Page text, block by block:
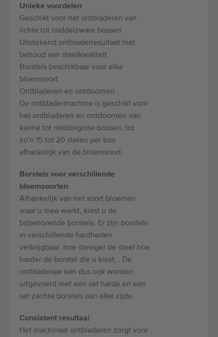
Blog
Kwalitatieve machines
Wereldwijde levering
Sinds 1977
Unieke voordelen
Geschikt voor het ontbladeren van
lichte tot middelzware bossen
Uitstekend ontbladerresultaat met
behoud van steelkwaliteit
Borstels beschikbaar voor elke
bloemsoort
Ontbladeren en ontdoornen
De ontbladermachine is geschikt voor
het ontbladeren en ontdoornen van
kleine tot middelgrote bossen, tot
zo’n 15 tot 20 stelen per bos
afhankelijk van de bloemsoort.
Borstels voor verschillende
bloemsoorten
Afhankelijk van het soort bloemen
waar u mee werkt, kiest u de
bijbehorende borstels. Er zijn borstels
in verschillende hardheden
verkrijgbaar .hoe steviger de steel hoe
harder de borstel die u kiest. . De
ontbladeraar kan dus ook worden
uitgevoerd met een set harde en een
set zachte borstels aan elke zijde.
Consistent resultaat
Het machinaal ontbladeren zorgt voor